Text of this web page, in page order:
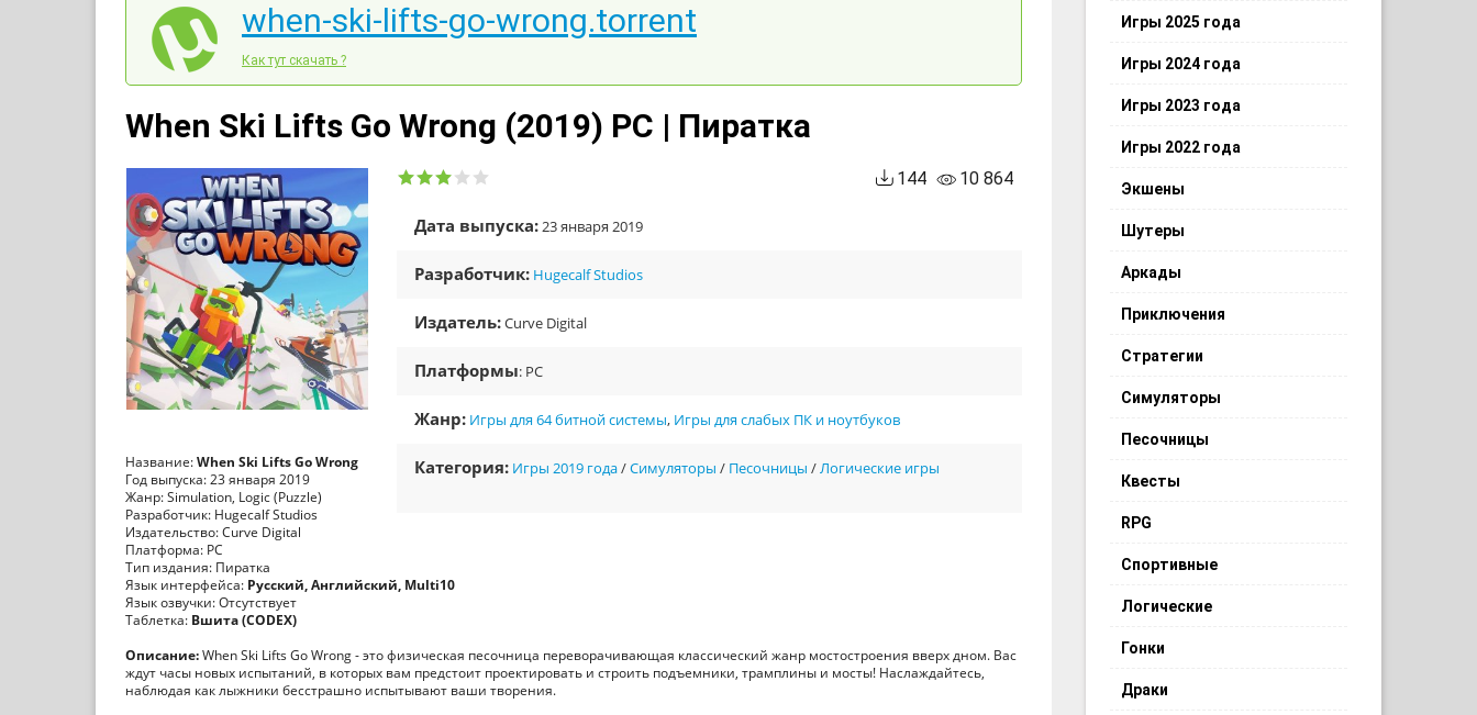
when-ski-lifts-go-wrong.torrent
Как тут скачать ?
When Ski Lifts Go Wrong (2019) PC | Пиратка
10 864
144
Дата выпуска:23 января 2019
Разработчик: Hugecalf Studios
Издатель:Curve Digital
Платформы: PC
Жанр: Игры для 64 битной системы, Игры для слабых ПК и ноутбуков
Категория: Игры 2019 года/Симуляторы / Песочницы /Логические игры
Название:When Ski Lifts Go Wrong
Год выпуска: 23 января 2019
Жанр: Simulation, Logic (Puzzle)
Разработчик: Hugecalf Studios
Издательство: Curve Digital
Платформа: PC
Тип издания: Пиратка
Язык интерфейса: Русский, Английский, Multi10
Язык озвучки: Отсутствует
Таблетка: Вшита (CODEX)
Описание:When Ski Lifts Go Wrong - это физическая песочница переворачивающая классический жанр мостостроения вверх дном. Вас
ждут часы новых испытаний, в которых вам предстоит проектировать и строить подъемники, трамплины и мосты! Наслаждайтесь,
наблюдая как лыжники бесстрашно испытывают ваши творения.
Игры 2025 года
Игры 2024 года
Игры 2023 года
Игры 2022 года
Экшены
Шутеры
Аркады
Приключения
Стратегии
Симуляторы
Песочницы
Квесты
RPG
Спортивные
Логические
Гонки
Драки